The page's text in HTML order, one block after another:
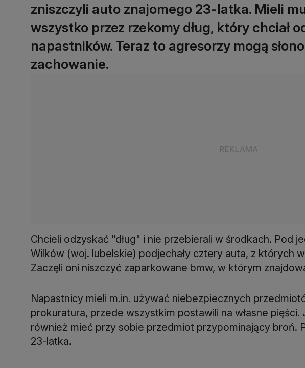
zniszczyli auto znajomego 23-latka. Mieli
wszystko przez rzekomy dług, który chciał
napastników. Teraz to agresorzy mogą
zachowanie.
Chcieli odzyskać "dług" i nie przebierali w środkach. Pod
Wilków (woj. lubelskie) podjechały cztery auta, z których
Zaczęli oni niszczyć zaparkowane bmw, w którym
Napastnicy mieli m.in. używać niebezpiecznych
prokuratura, przede wszystkim postawili na własne pięści.
również mieć przy sobie przedmiot przypominający broń.
23-latka.